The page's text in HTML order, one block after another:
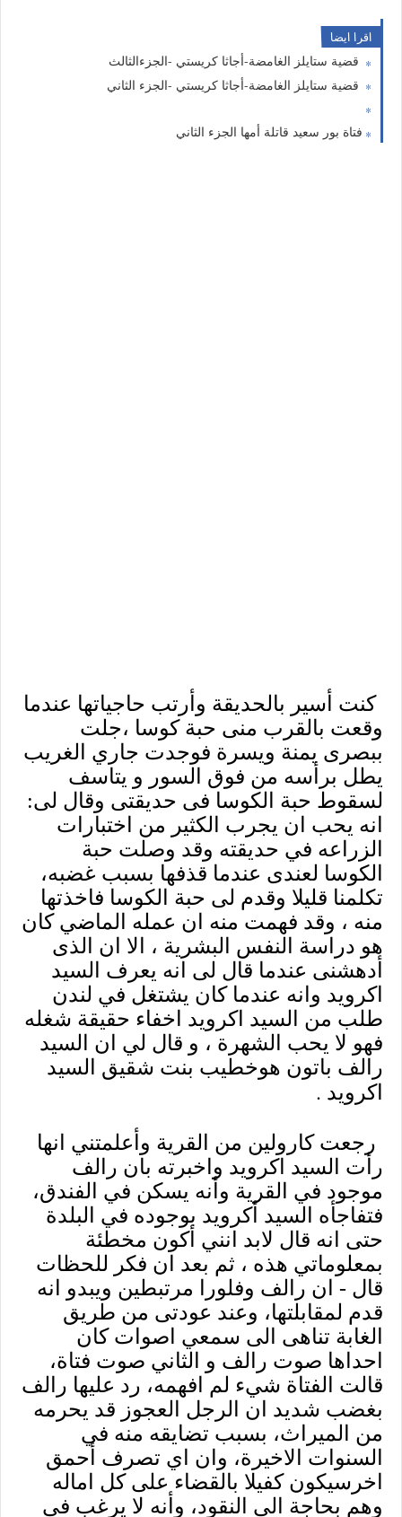
اقرا ايضا
قضية ستايلز الغامضة-أجاثا كريستي -الجزءالثالث
قضية ستايلز الغامضة-أجاثا كريستي -الجزء الثاني
فتاة بور سعيد قاتلة أمها الجزء الثاني
كنت أسير بالحديقة وأرتب حاجياتها عندما
وقعت بالقرب منى حبة كوسا ،جلت
ببصرى يمنة ويسرة فوجدت جاري الغريب
يطل برأسه من فوق السور و يتاسف
لسقوط حبة الكوسا فى حديقتى وقال لى:
انه يحب ان يجرب الكثير من اختبارات
الزراعه في حديقته وقد وصلت حبة
الكوسا لعندى عندما قذفها بسبب غضبه،
تكلمنا قليلا وقدم لى حبة الكوسا فاخذتها
منه ، وقد فهمت منه ان عمله الماضي كان
هو دراسة النفس البشرية ، الا ان الذى
أدهشنى عندما قال لى انه يعرف السيد
اكرويد وانه عندما كان يشتغل في لندن
طلب من السيد اكرويد اخفاء حقيقة شغله
فهو لا يحب الشهرة ، و قال لي ان السيد
رالف باتون هوخطيب بنت شقيق السيد
اكرويد .
رجعت كارولين من القرية وأعلمتني انها
رأت السيد اكرويد واخبرته بان رالف
موجود في القرية وأنه يسكن في الفندق،
فتفاجأه السيد أكرويد بوجوده في البلدة
حتى انه قال لابد انني أكون مخطئة
بمعلوماتي هذه ، ثم بعد ان فكر للحظات
قال - ان رالف وفلورا مرتبطين ويبدو انه
قدم لمقابلتها، وعند عودتى من طريق
الغابة تناهى الى سمعي اصوات كان
احداها صوت رالف و الثاني صوت فتاة،
قالت الفتاة شيء لم افهمه، رد عليها رالف
بغضب شديد ان الرجل العجوز قد يحرمه
من الميراث، بسبب تضايقه منه في
السنوات الاخيرة، وان اي تصرف أحمق
اخرسيكون كفيلا بالقضاء على كل اماله
وهم بحاجة الى النقود، وأنه لا يرغب في